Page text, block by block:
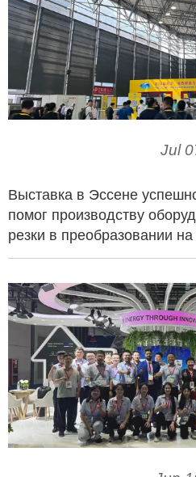
Jul
Выставка в Эссене
помог производству
резки в преобразовании